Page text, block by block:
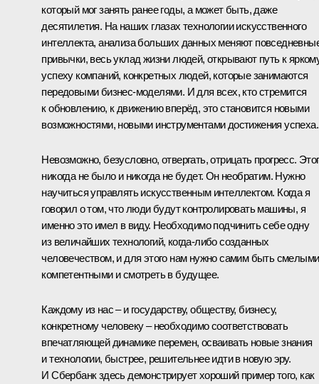
который мог занять ранее годы, а может быть, даже
десятилетия. На наших глазах технологии искусственного
интеллекта, анализа больших данных меняют
привычки, весь уклад жизни людей, открывают путь к
успеху компаний, конкретных людей, которые занимаются
передовыми бизнес-моделями. И для всех, кто стремится
к обновлению, к движению вперёд, это становится новыми
возможностями, новыми инструментами достижения успеха.
Невозможно, безусловно, отвергать, отрицать прогресс.
никогда не было и никогда не будет. Он необратим. Нужно
научиться управлять искусственным интеллектом. Когда я
говорил о том, что люди будут контролировать машины, я
именно это имел в виду. Необходимо подчинить себе одну
из величайших технологий, когда-либо созданных
человечеством, и для этого нам нужно самим быть
компетентными и смотреть в будущее.
Каждому из нас – и государству, обществу, бизнесу,
конкретному человеку – необходимо соответствовать
впечатляющей динамике перемен, осваивать новые знания
и технологии, быстрее, решительнее идти в новую эру.
И Сбербанк здесь демонстрирует хороший пример того, как